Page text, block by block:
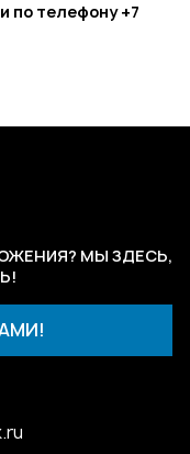
по телефону +7
МЫ ЗДЕСЬ,